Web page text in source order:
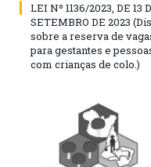
LEI Nº 1136/2023, DE 13
SETEMBRO DE 2023
sobre a reserva de
para gestantes e
com crianças de colo.)